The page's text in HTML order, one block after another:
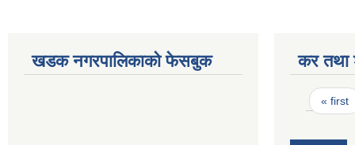
खडक नगरपालिकाको फेसबुक कर
Pages
« first